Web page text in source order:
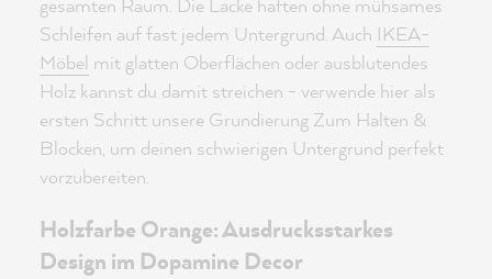
gesamten Raum. Die Lacke haften ohne mühsames
Schleifen auf fast jedem Untergrund. Auch IKEA-
Möbel mit glatten Oberflächen oder ausblutendes
Holz kannst du damit streichen - verwende hier als
ersten Schritt unsere Grundierung Zum Halten &
Blocken, um deinen schwierigen Untergrund perfekt
vorzubereiten.
Holzfarbe Orange: Ausdrucksstarkes
Design im Dopamine Decor